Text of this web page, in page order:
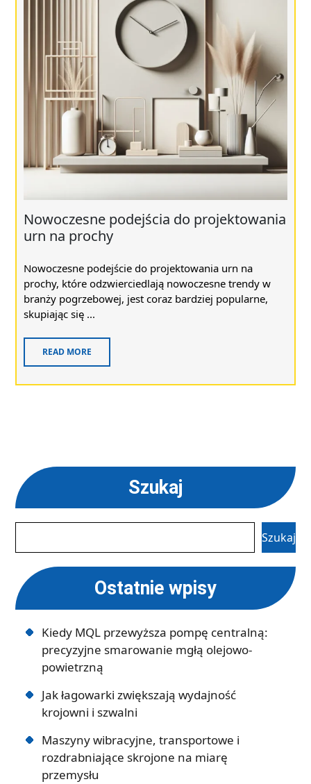
Nowoczesne podejścia do projektowania
urn na prochy
Nowoczesne podejście do projektowania urn na
prochy, które odzwierciedlają nowoczesne trendy w
branży pogrzebowej, jest coraz bardziej popularne,
skupiając się ...
READ MORE
Szukaj
Szukaj
Ostatnie wpisy
Kiedy MQL przewyższa pompę centralną:
precyzyjne smarowanie mgłą olejowo-
powietrzną
Jak łagowarki zwiększają wydajność
krojowni i szwalni
Maszyny wibracyjne, transportowe i
rozdrabniające skrojone na miarę
przemysłu